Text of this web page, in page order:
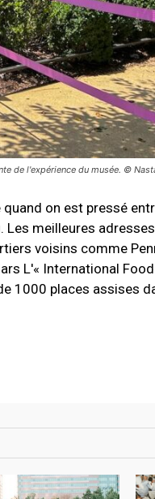
de l'expérience du musée. ©
on est pressé
meilleures
voisins comme
L'« International
1000 places assises